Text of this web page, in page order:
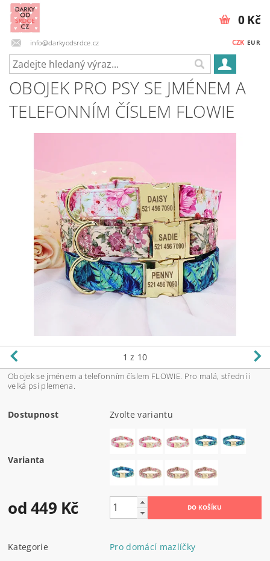
info@darkyodsrdce.cz CZK EUR
0 Kč
OBOJEK PRO PSY SE JMÉNEM A
TELEFONNÍM ČÍSLEM FLOWIE
1 z 10
Obojek se jménem a telefonním číslem FLOWIE. Pro malá, střední i
velká psí plemena.
Dostupnost Zvolte variantu
Varianta
od 449 Kč
Kategorie
Pro domácí mazlíčky